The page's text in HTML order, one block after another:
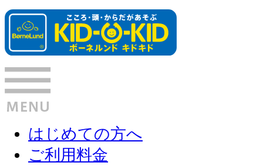
はじめての方へ
ご利用料金